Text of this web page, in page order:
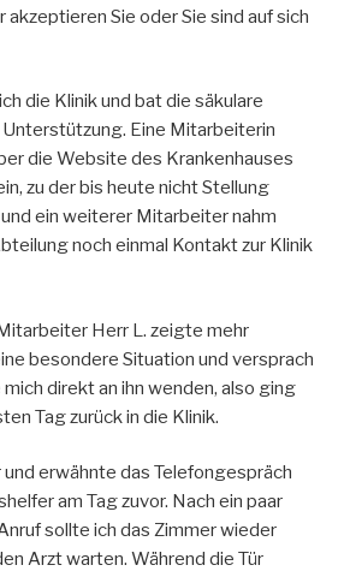
akzeptieren Sie oder Sie sind auf sich
die Klinik und bat die säkulare
Eine Mitarbeiterin
die Website des Krankenhauses
zu der bis heute nicht Stellung
ein weiterer Mitarbeiter nahm
noch einmal Kontakt zur Klinik
Herr L. zeigte mehr
besondere Situation und versprach
direkt an ihn wenden, also ging
Tag zurück in die Klinik.
erwähnte das Telefongespräch
am Tag zuvor. Nach ein paar
sollte ich das Zimmer wieder
Arzt warten. Während die Tür